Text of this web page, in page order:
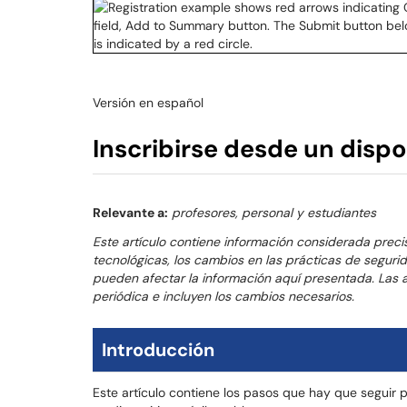
Versión en español
Inscribirse desde un
Relevante a: profesores, personal y estudiantes
Este artículo contiene información considerada
tecnológicas, los cambios en las prácticas de
pueden afectar la información aquí presentada.
periódica e incluyen los cambios necesarios.
Introducción
Este artículo contiene los pasos que hay que seguir